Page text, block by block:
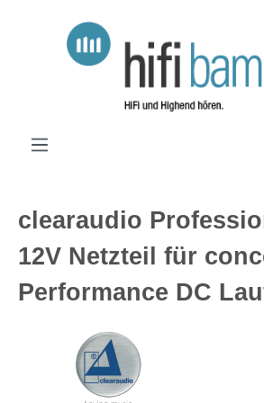
Zum Hauptinhalt springen
clearaudio
12V Netzteil für
Performance DC